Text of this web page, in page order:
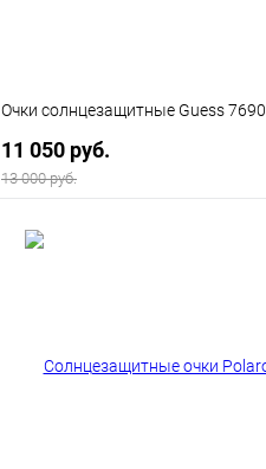
Очки солнцезащитные Guess 7690
11 050 руб.
13 000 руб.